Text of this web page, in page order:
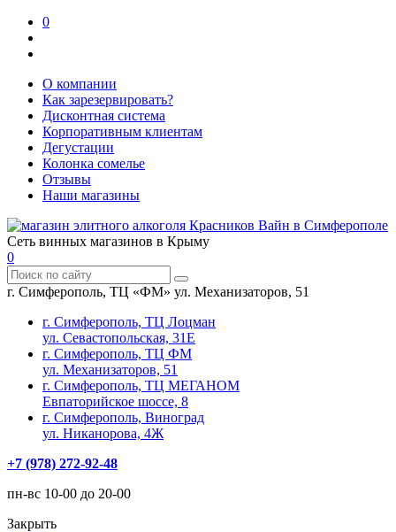
0
О компании
Как зарезервировать?
Дисконтная система
Корпоративным клиентам
Дегустации
Колонка сомелье
Отзывы
Наши магазины
Сеть винных магазинов в Крыму
0
г. Симферополь, ТЦ «ФМ» ул. Механизаторов, 51
г. Симферополь, ТЦ Лоцман
ул. Севастопольская, 31Е
г. Симферополь, ТЦ ФМ
ул. Механизаторов, 51
г. Симферополь, ТЦ МЕГАНОМ
Евпаторийское шоссе, 8
г. Симферополь, Виноград
ул. Никанорова, 4Ж
+7 (978) 272-92-48
пн-вс 10-00 до 20-00
Закрыть